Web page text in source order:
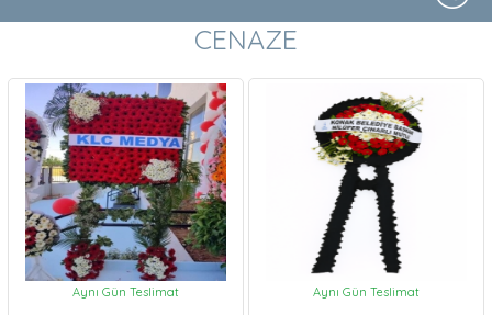
CENAZE
Aynı Gün Teslimat Aynı Gün Teslimat